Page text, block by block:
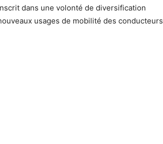
dans une volonté de diversification
usages de mobilité des conducteurs